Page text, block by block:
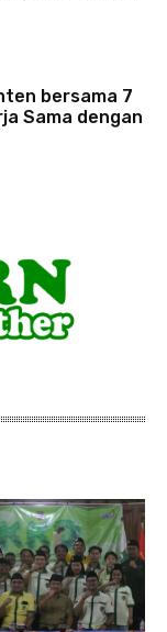
bersama 7
Sama dengan